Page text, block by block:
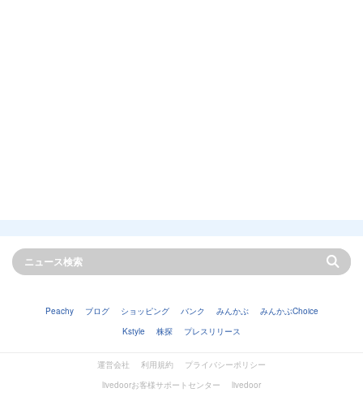
Peachy ブログ ショッピング バンク みんかぶ
みんかぶChoice
Kstyle
株探 プレスリリース
運営会社 利用規約
プライバシーポリシー
livedoorお客様サポートセンター
livedoor